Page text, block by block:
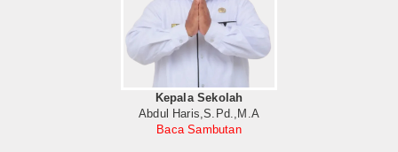
Kepala Sekolah
Abdul Haris,S.Pd.,M.A
Baca Sambutan